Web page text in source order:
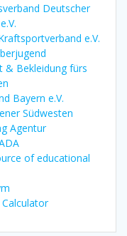
Deutscher
e.V.
& Bekleidung fürs
Bayern e.V.
Südwesten
Agentur
of educational